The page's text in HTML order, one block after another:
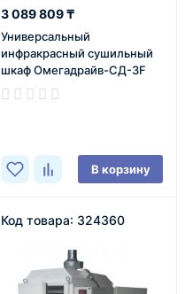
3 089 809 ₸
Универсальный
инфракрасный сушильный
шкаф Омегадрайв-СД-3F
В корзину
Код товара: 324360